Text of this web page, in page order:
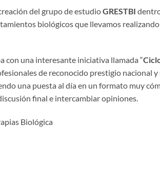
del grupo de estudioGRESTBI
biológicos que llevamos
con una interesante iniciativa llamada “
de reconocido prestigio nacional
una puesta al día en un formato muy
final e intercambiar opiniones.
Biológica